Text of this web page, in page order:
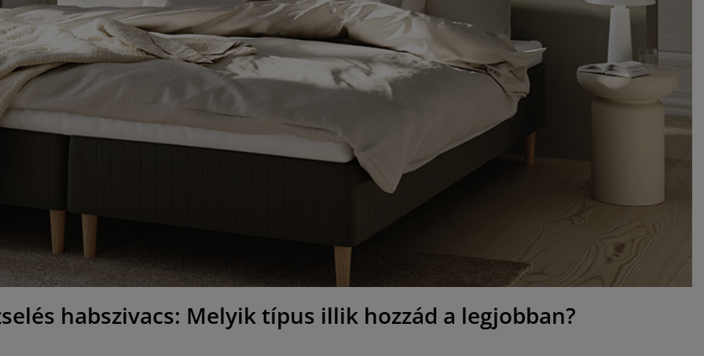
habszivacs: Melyik típus illik hozzád a legjobban?